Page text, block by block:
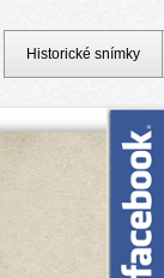
Historické snímky